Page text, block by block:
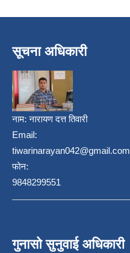
सूचना अधिकारी
नाम:नारायण दत्त तिवारी
Email:
tiwarinarayan042@gmail.com
फोन:
9848299551
गुनासो सुनुवाई अधिकारी